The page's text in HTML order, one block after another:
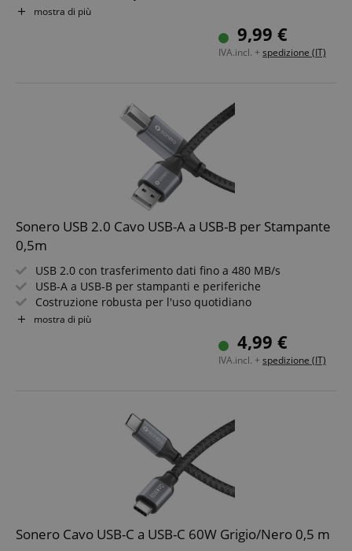
Colore: Grigio/Nero
mostra di più
9,99 €
IVA.incl. + spedizione (IT)
Sonero USB 2.0 Cavo USB-A a USB-B per Stampante
0,5m
USB 2.0 con trasferimento dati fino a 480 MB/s
USB-A a USB-B per stampanti e periferiche
Costruzione robusta per l'uso quotidiano
Aspetto elegante in space grey/nero
Connessione affidabile per ufficio e casa
mostra di più
4,99 €
IVA.incl. + spedizione (IT)
Sonero Cavo USB-C a USB-C 60W Grigio/Nero 0,5 m